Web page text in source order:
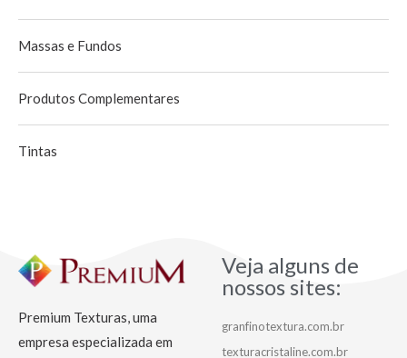
Massas e Fundos
Produtos Complementares
Tintas
Premium Texturas, uma
empresa especializada em
Veja alguns de
nossos sites:
granfinotextura.com.br
texturacristaline.com.br